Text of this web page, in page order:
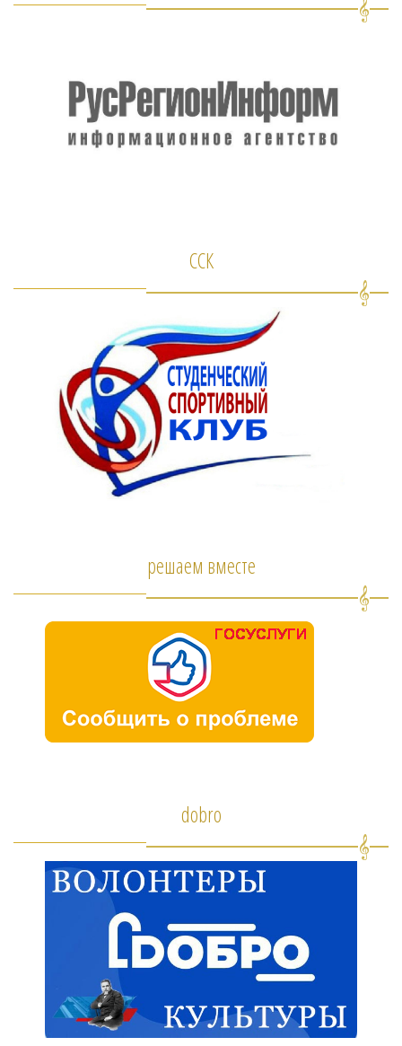
ССК
решаем вместе
dobro